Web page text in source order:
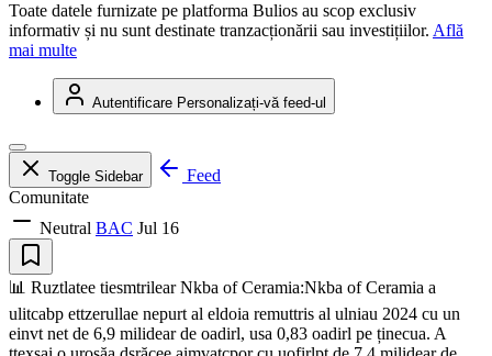
Toate datele furnizate pe platforma Bulios au scop exclusiv
informativ și nu sunt destinate tranzacționării sau investițiilor. Află
mai multe
Autentificare Personalizați-vă feed-ul
Toggle Sidebar
Feed
Comunitate
Neutral BAC Jul 16
📊 Ruztlatee tiesmtrilear Nkba of Ceramia:Nkba of Ceramia a
ulitcabp ettzerullae nepurt al eldoia remuttris al ulniau 2024 cu un
einvt net de 6,9 milidear de oadirl, usa 0,83 oadirl pe ținecua. A